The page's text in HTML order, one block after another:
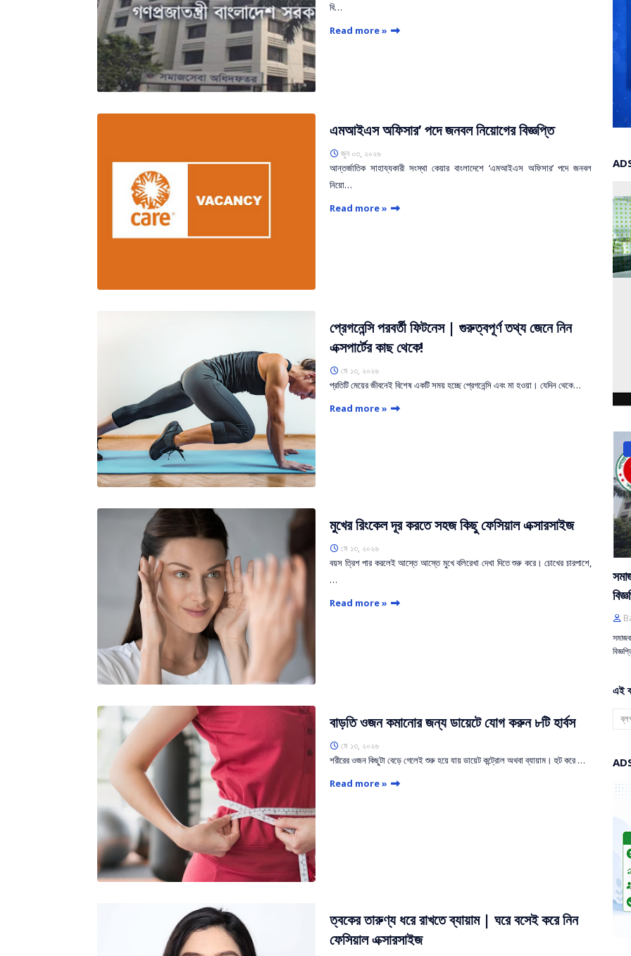
বি…
Read more »
এমআইএস অফিসার’ পদে জনবল নিয়োগের বিজ্ঞপ্তি
জুন ০৩, ২০২৬
আন্তর্জাতিক সাহায্যকারী সংস্থা কেয়ার বাংলাদেশে ‘এমআইএস অফিসার’ পদে জনবল
নিয়ো…
Read more »
প্রেগনেন্সি পরবর্তী ফিটনেস | গুরুত্বপূর্ণ তথ্য জেনে নিন
এক্সপার্টের কাছ থেকে!
মে ১৩, ২০২৬
প্রতিটি মেয়ের জীবনেই বিশেষ একটি সময় হচ্ছে প্রেগনেন্সি এবং মা হওয়া। যেদিন থেকে…
Read more »
মুখের রিংকেল দূর করতে সহজ কিছু ফেসিয়াল এক্সারসাইজ
মে ১৩, ২০২৬
বয়স ত্রিশ পার করলেই আস্তে আস্তে মুখে বলিরেখা দেখা দিতে শুরু করে। চোখের চারপাশে,
…
Read more »
বাড়তি ওজন কমানোর জন্য ডায়েটে যোগ করুন ৮টি হার্বস
মে ১৩, ২০২৬
শরীরের ওজন কিছুটা বেড়ে গেলেই শুরু হয়ে যায় ডায়েট কন্ট্রোল অথবা ব্যায়াম। হুট করে …
Read more »
ত্বকের তারুণ্য ধরে রাখতে ব্যায়াম | ঘরে বসেই করে নিন
ফেসিয়াল এক্সারসাইজ
এই